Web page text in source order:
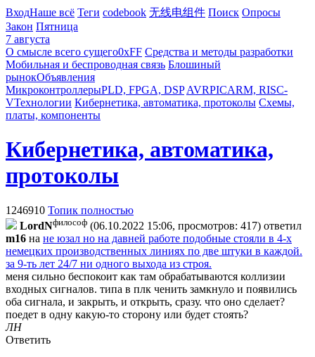
ВходНаше всё Теги codebook 无线电组件 Поиск Опросы
Закон Пятница
7 августа
О смысле всего сущего0xFF Средства и методы разработки
Мобильная и беспроводная связь Блошиный
рынокОбъявления
МикроконтроллерыPLD, FPGA, DSP AVRPICARM, RISC-
VТехнологии Кибернетика, автоматика, протоколы Схемы,
платы, компоненты
Кибернетика, автоматика,
протоколы
1246910 Топик полностью
LordNфилософ (06.10.2022 15:06, просмотров: 417) ответил
m16 на не юзал но на давней работе подобные стояли в 4-х
немецких производственных линиях по две штуки в каждой.
за 9-ть лет 24/7 ни одного выхода из строя.
меня сильно беспокоит как там обрабатываются коллизии
входных сигналов. типа в плк ченить замкнуло и появились
оба сигнала, и закрыть, и открыть, сразу. что оно сделает?
поедет в одну какую-то сторону или будет стоять?
ЛН
Ответить